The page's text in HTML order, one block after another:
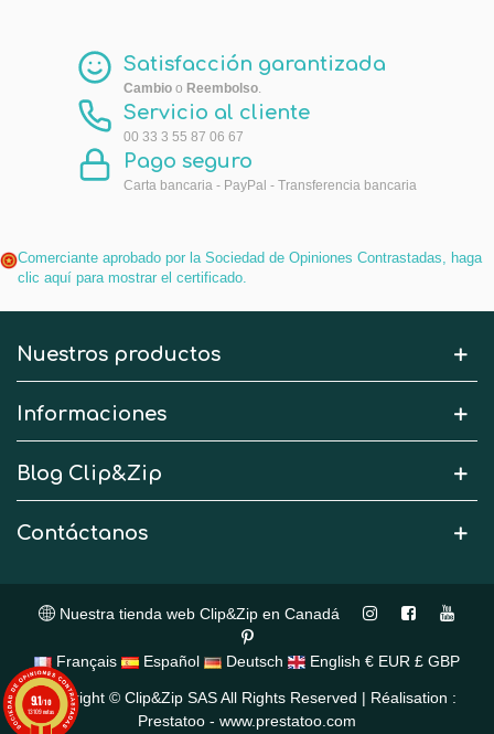
Satisfacción garantizada
Cambio o Reembolso.
Servicio al cliente
00 33 3 55 87 06 67
Pago seguro
Carta bancaria - PayPal - Transferencia bancaria
Comerciante aprobado por la Sociedad de Opiniones Contrastadas, haga
clic aquí para mostrar el certificado.
Nuestros productos
Informaciones
Blog Clip&Zip
Contáctanos
Nuestra tienda web Clip&Zip en Canadá
Français Español Deutsch English € EUR £ GBP
Copyright © Clip&Zip SAS All Rights Reserved | Réalisation :
Prestatoo - www.prestatoo.com
9.1/10
13109 notas